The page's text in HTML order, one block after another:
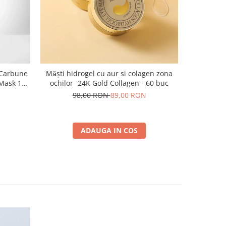
120
Mǎşti hidrogel cu aur si colagen zona
ochilor- 24K Gold Collagen - 60 buc
98,00 RON89,00 RON
ADAUGA IN COS